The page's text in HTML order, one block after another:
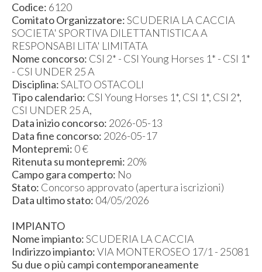
Codice: 6120
Comitato Organizzatore:SCUDERIA LA CACCIA
SOCIETA' SPORTIVA DILETTANTISTICA A
RESPONSABI LITA' LIMITATA
Nome concorso: CSI 2* - CSI Young Horses 1* - CSI 1*
- CSI UNDER 25 A
Disciplina:SALTO OSTACOLI
Tipo calendario: CSI Young Horses 1*, CSI 1*, CSI 2*,
CSI UNDER 25 A,
Data inizio concorso: 2026-05-13
Data fine concorso: 2026-05-17
Montepremi: 0 €
Ritenuta su montepremi: 20%
Campo gara comperto: No
Stato: Concorso approvato (apertura iscrizioni)
Data ultimo stato: 04/05/2026
IMPIANTO
Nome impianto:SCUDERIA LA CACCIA
Indirizzo impianto:VIA MONTEROSEO 17/1 - 25081
Su due o più campi contemporaneamente